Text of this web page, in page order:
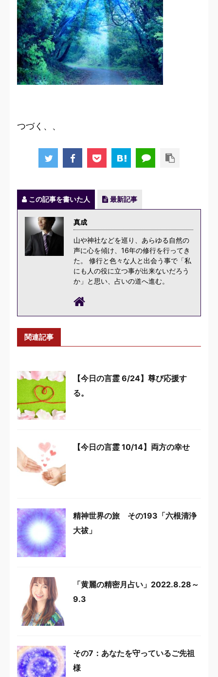
つづく、、
この記事を書いた人 最新記事
真成
山や神社などを巡り、あらゆる自然の
声に心を傾け、16年の修行を行ってき
た。 修行と色々な人と出会う事で「私
にも人の役に立つ事が出来ないだろう
か」と思い、占いの道へ進む。
関連記事
【今日の言霊 6/24】尊び応援す
る。
【今日の言霊 10/14】両方の幸せ
精神世界の旅 その193「六根清浄
大祓」
「黄麗の精密月占い」2022.8.28～
9.3
その7：あなたを守っているご先祖
様